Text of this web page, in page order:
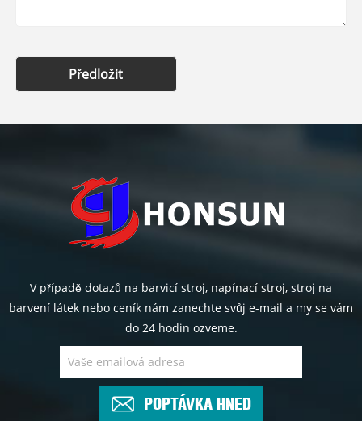
Předložit
V případě dotazů na barvicí stroj, napínací stroj, stroj na
barvení látek nebo ceník nám zanechte svůj e-mail a my se vám
do 24 hodin ozveme.
POPTÁVKA HNED